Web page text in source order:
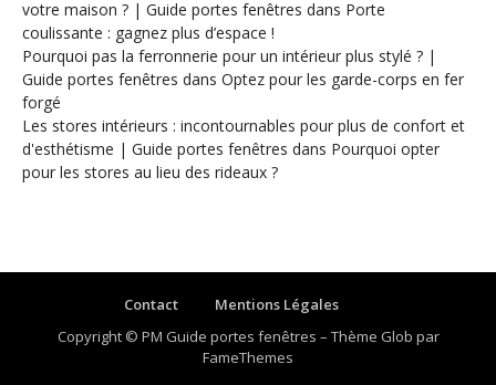
votre maison ? | Guide portes fenêtres dans Porte
coulissante : gagnez plus d’espace !
Pourquoi pas la ferronnerie pour un intérieur plus stylé ? |
Guide portes fenêtres dans Optez pour les garde-corps en fer
forgé
Les stores intérieurs : incontournables pour plus de confort et
d'esthétisme | Guide portes fenêtres dans Pourquoi opter
pour les stores au lieu des rideaux ?
Contact
Mentions Légales
Copyright © PM Guide portes fenêtres – Thème Glob par
FameThemes